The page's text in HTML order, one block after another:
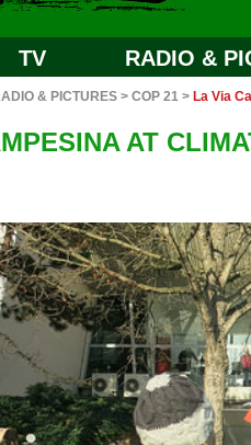
TV RADIO &
& PICTURES > COP 21 > La Via
AT